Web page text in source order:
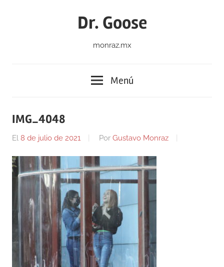
Dr. Goose
monraz.mx
Menú
IMG_4048
El 8 de julio de 2021 Por Gustavo Monraz